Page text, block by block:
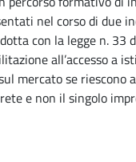
nel corso di due
con la legge n.
all’accesso a
mercato se
e non il singolo